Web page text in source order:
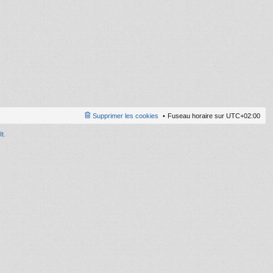
Fuseau horaire sur UTC+02:00
Supprimer les cookies